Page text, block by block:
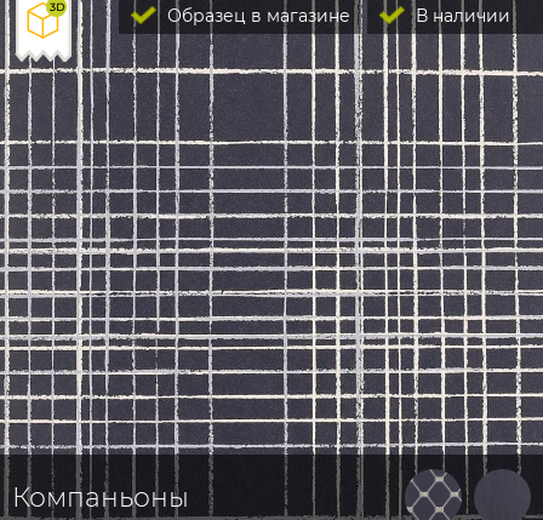
В наличии
Образец в магазине
Компаньоны